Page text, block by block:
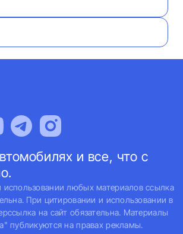
и все, что с
использовании любых материалов ссылка
При цитировании и использовании в
на сайт обязательна. Материалы
публикуются на правах рекламы.